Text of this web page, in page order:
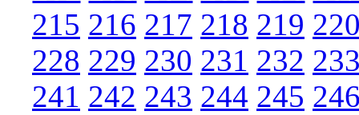
215 216 217 218 219
228 229 230 231 232
241 242 243 244 245